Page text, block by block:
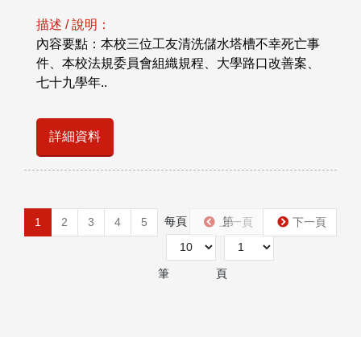
描述 / 說明：
內容要點：本校三位工友清洗儲水塔槽不幸死亡事
件、本校法規委員會組織規程、大學路口改善案、
七十九學年..
詳細資料
1 2 3 4 5 每頁
筆
第
頁
上一頁 下一頁